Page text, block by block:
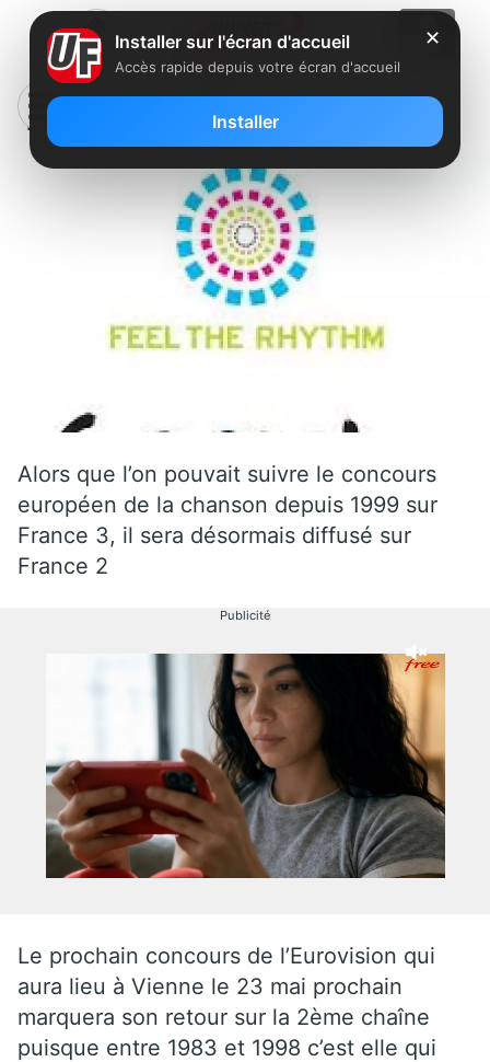
L’Eurovision change de chaîne
Alors que l’on pouvait suivre le concours
européen de la chanson depuis 1999 sur
France 3, il sera désormais diffusé sur
France 2
Publicité
Le prochain concours de l’Eurovision qui
aura lieu à Vienne le 23 mai prochain
marquera son retour sur la 2ème chaîne
puisque entre 1983 et 1998 c’est elle qui
✕
Installer sur l'écran d'accueil
Accès rapide depuis votre écran d'accueil
Installer